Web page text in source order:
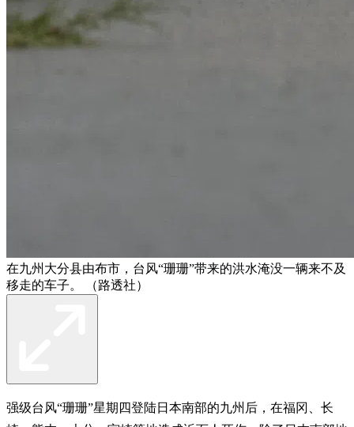
在九州大分县由布市，台风“珊珊”带来的洪水淹没一辆来不及
移走的车子。 （路透社）
强级台风“珊珊”星期四登陆日本南部的九州后，在福冈、长